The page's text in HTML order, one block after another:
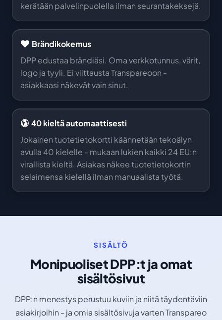
kerätään palvelinpuolella ilman seurantakeksejä.
Brändikokemus
DPP edustaa brändiäsi. Oma verkkotunnus, värit,
logo ja tyyli. Ei viittausta Transpareoon -
asiakkaasi näkevät vain sinut.
40 kieltä automaattisesti
Jokainen tuotetietokortti käännetään tekoälyn
avulla 40 kielelle - mukaan lukien kaikki 24 EU:n
virallista kieltä. Asiakas näkee tuotetietokortin
selaimensa kielellä ilman manuaalista työtä.
SISÄLTÖ
Monipuoliset DPP:t ja omat
sisältösivut
DPP:n menestys perustuu kuviin ja niitä täydentäviin
asiakirjoihin - ja omia sisältösivuja varten Transpareo